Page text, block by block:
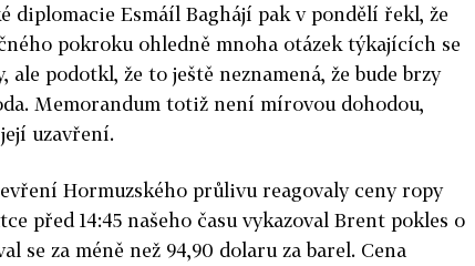
diplomacie Esmáíl Baghájí pak v pondělí řekl, že
pokroku ohledně mnoha otázek týkajících se
podotkl, že to ještě neznamená, že bude brzy
Memorandum totiž není mírovou dohodou,
uzavření.
Hormuzského průlivu reagovaly ceny ropy
před 14:45 našeho času vykazoval Brent pokles o
se za méně než 94,90 dolaru za barel. Cena